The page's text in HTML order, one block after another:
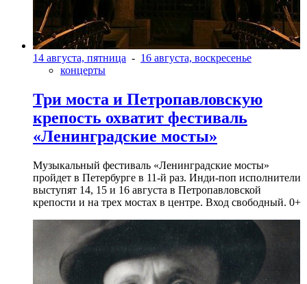
14 августа, пятница - 16 августа, воскресенье
концерты
Три моста и Петропавловскую
крепость охватит фестиваль
«Ленинградские мосты»
Музыкальный фестиваль «Ленинградские мосты»
пройдет в Петербурге в 11-й раз. Инди-поп исполнители
выступят 14, 15 и 16 августа в Петропавловской
крепости и на трех мостах в центре. Вход свободный. 0+